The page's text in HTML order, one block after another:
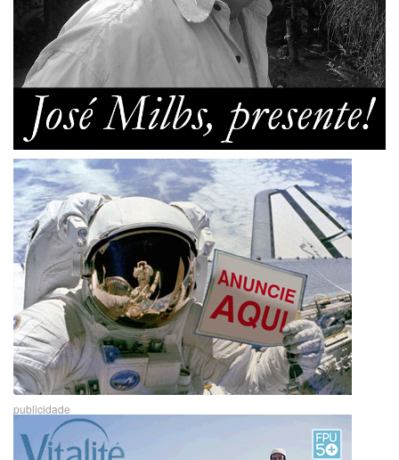
publicidade